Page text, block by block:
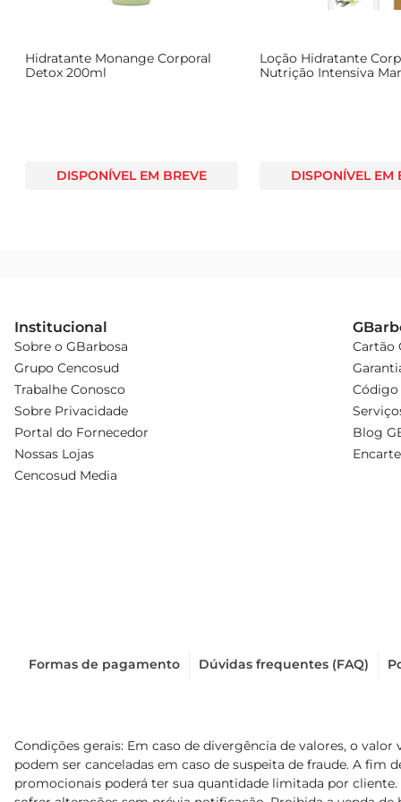
Hidratante Monange Corporal
Detox 200ml
DISPONÍVEL EM BREVE
Loção Hidratante
Nutrição Intensiva
DISPONÍVEL EM
Institucional
Sobre o GBarbosa
Grupo Cencosud
Trabalhe Conosco
Sobre Privacidade
Portal do Fornecedor
Nossas Lojas
Cencosud Media
Cartão
Código
Blog
Formas de pagamento Dúvidas frequentes (FAQ)
Condições gerais: Em caso de divergência de valores, o
podem ser canceladas em caso de suspeita de fraude. A
promocionais poderá ter sua quantidade limitada por